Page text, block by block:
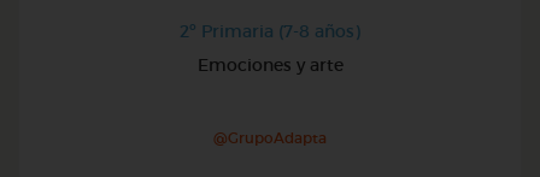
2º Primaria (7-8 años)
Emociones y arte
@GrupoAdapta